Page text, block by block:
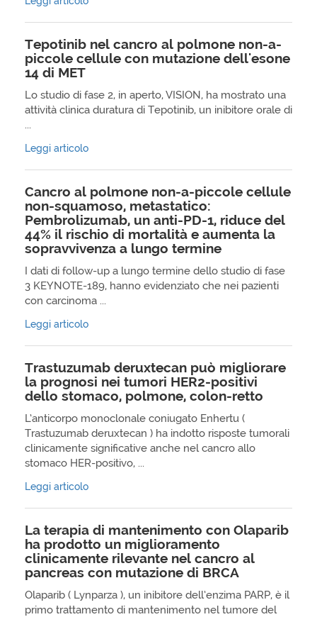
Tepotinib nel cancro al polmone non-a-
piccole cellule con mutazione dell'esone
14 di MET
Lo studio di fase 2, in aperto, VISION, ha mostrato una
attività clinica duratura di Tepotinib, un inibitore orale di
...
Leggi articolo
Cancro al polmone non-a-piccole cellule
non-squamoso, metastatico:
Pembrolizumab, un anti-PD-1, riduce del
44% il rischio di mortalità e aumenta la
sopravvivenza a lungo termine
I dati di follow-up a lungo termine dello studio di fase
3 KEYNOTE-189, hanno evidenziato che nei pazienti
con carcinoma ...
Leggi articolo
Trastuzumab deruxtecan può migliorare
la prognosi nei tumori HER2-positivi
dello stomaco, polmone, colon-retto
L’anticorpo monoclonale coniugato Enhertu (
Trastuzumab deruxtecan ) ha indotto risposte tumorali
clinicamente significative anche nel cancro allo
stomaco HER-positivo, ...
Leggi articolo
La terapia di mantenimento con Olaparib
ha prodotto un miglioramento
clinicamente rilevante nel cancro al
pancreas con mutazione di BRCA
Olaparib ( Lynparza ), un inibitore dell’enzima PARP, è il
primo trattamento di mantenimento nel tumore del